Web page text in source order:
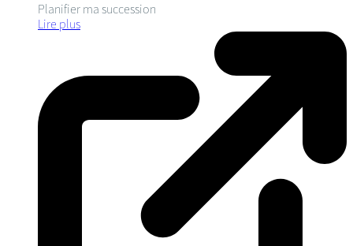
Planifier ma succession
Lire plus